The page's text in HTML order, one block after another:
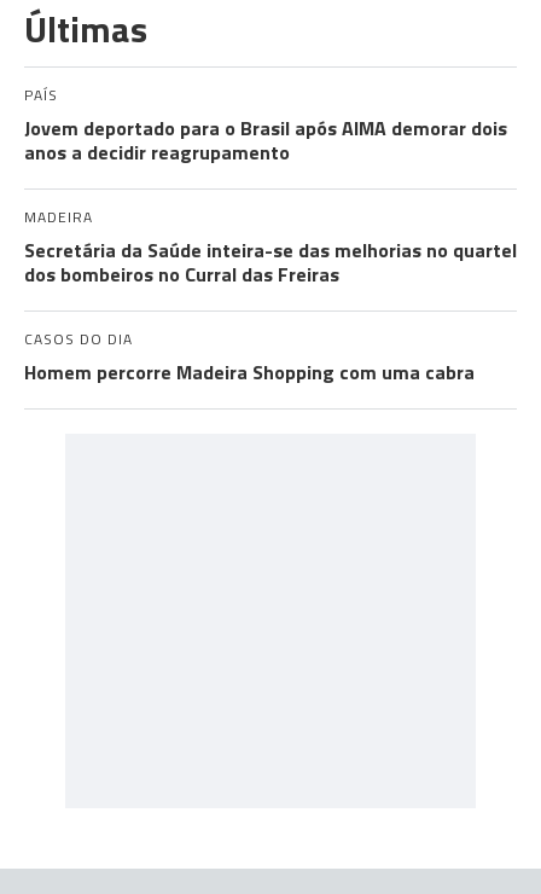
Últimas
PAÍS
Jovem deportado para o Brasil após AIMA demorar dois
anos a decidir reagrupamento
MADEIRA
Secretária da Saúde inteira-se das melhorias no quartel
dos bombeiros no Curral das Freiras
CASOS DO DIA
Homem percorre Madeira Shopping com uma cabra